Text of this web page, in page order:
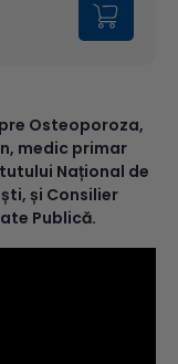
Osteoporoza,
medic primar
Național de
și Consilier
Publică.